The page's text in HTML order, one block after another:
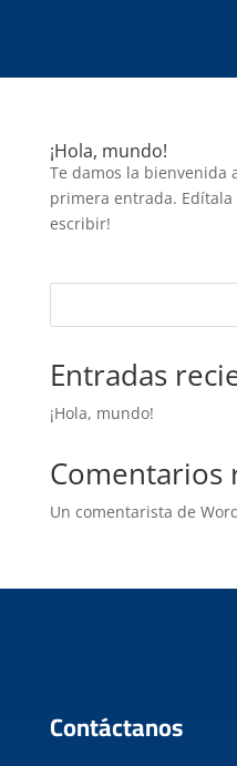
¡Hola, mundo!
Te damos la bienvenida
primera entrada. Edítala
escribir!
Entradas
¡Hola, mundo!
Comentarios
Un comentarista de
Contáctanos